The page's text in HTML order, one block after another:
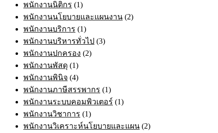
พนักงานนิติกร (1)
พนักงานนโยบายและแผนงาน (2)
พนักงานบริการ (1)
พนักงานบริหารทั่วไป (3)
พนักงานปกครอง (2)
พนักงานพัสดุ (1)
พนักงานพินิจ (4)
พนักงานภาษีสรรพากร (1)
พนักงานระบบคอมพิวเตอร์ (1)
พนักงานวิชาการ (1)
พนักงานวิเคราะห์นโยบายและแผน (2)